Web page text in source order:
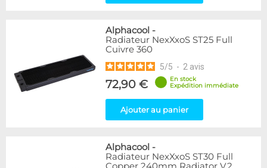
Alphacool -
Radiateur NexXxoS ST25 Full
Cuivre 360
5/5 - 2 avis
72,90 €
En stock
Expédition immédiate
Ajouter au panier
Alphacool -
Radiateur NexXxoS ST30 Full